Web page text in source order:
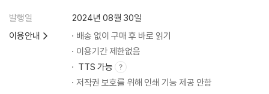
발행일
2024년 08월 30일
이용안내
배송 없이 구매 후 바로 읽기
이용기간 제한없음
TTS 가능
저작권 보호를 위해 인쇄 기능 제공 안함